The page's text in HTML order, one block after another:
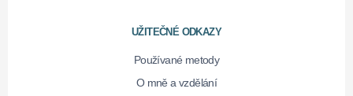
UŽITEČNÉ ODKAZY
Používané metody
O mně a vzdělání